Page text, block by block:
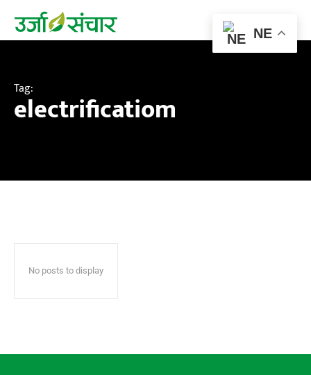
Tag:
electrificatiom
No posts to display
NE